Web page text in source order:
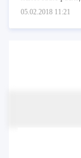
05.02.2018 11:21